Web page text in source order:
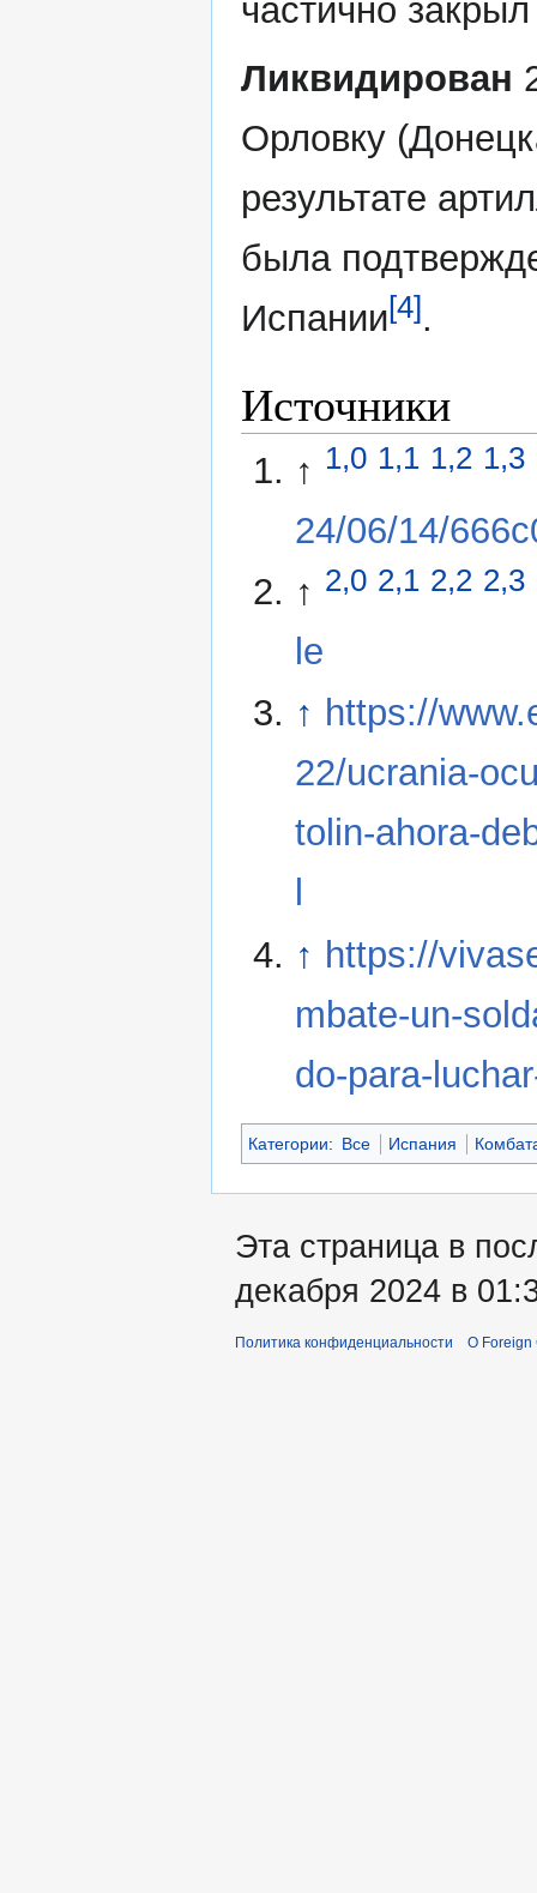
частично
Ликвидирован
Орловку
результате
была
Испании[4].
Источники
↑ 1,0 1,1 1,2 1,3
24/06/14/
↑ 2,0 2,1 2,2 2,3
le
↑ https://
22/ucrania-
tolin-ahora-
↑ https://
mbate-un-
do-para-
Категории: Все Испания
Эта страница в
декабря 2024 в
Политика конфиденциальности О Foreign